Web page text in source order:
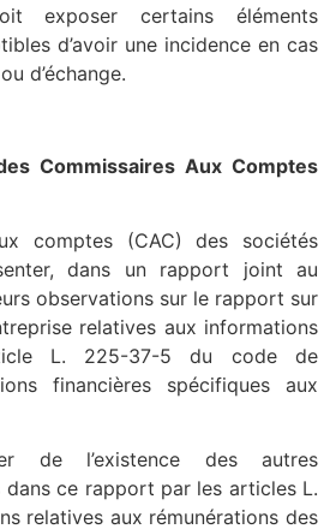
exposer certains éléments
d’avoir une incidence en cas
d’échange.
Commissaires Aux Comptes
comptes (CAC) des sociétés
dans un rapport joint au
observations sur le rapport sur
relatives aux informations
L. 225-37-5 du code de
financières spécifiques aux
de l’existence des autres
dans ce rapport par les articles L.
relatives aux rémunérations des